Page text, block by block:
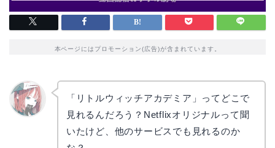
本ページにはプロモーション(広告)が含まれています。
「リトルウィッチアカデミア」ってどこで
見れるんだろう？Netflixオリジナルって聞
いたけど、他のサービスでも見れるのか